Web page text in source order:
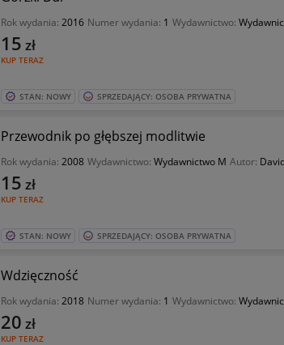
Rok wydania: 2016 Numer wydania: 1 Wydawnictwo:
KUP TERAZ
15 zł
STAN: NOWY SPRZEDAJĄCY: OSOBA PRYWATNA
Przewodnik po głębszej modlitwie
Rok wydania: 2008 Wydawnictwo: Wydawnictwo M Autor:
KUP TERAZ
15 zł
STAN: NOWY SPRZEDAJĄCY: OSOBA PRYWATNA
Wdzięczność
Rok wydania: 2018 Numer wydania: 1 Wydawnictwo:
KUP TERAZ
20 zł